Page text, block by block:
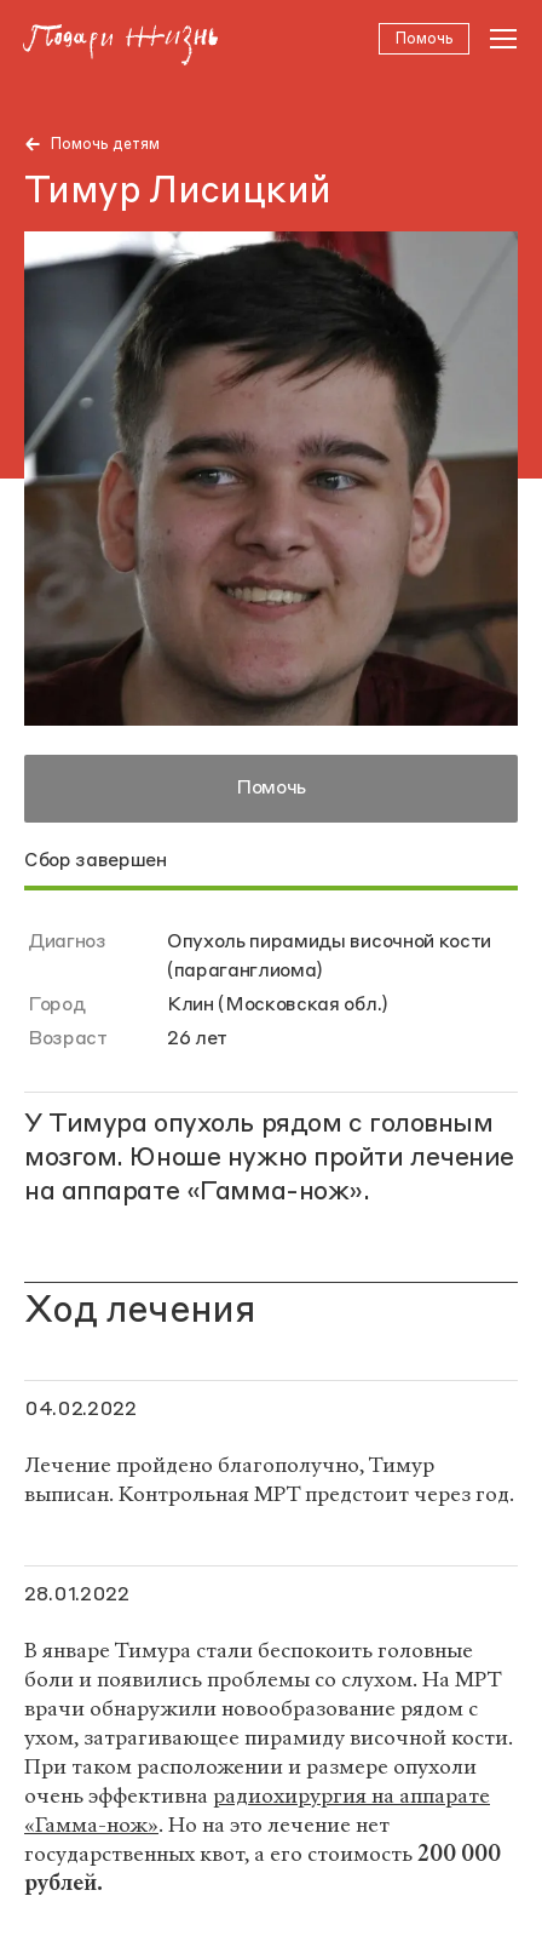
Помочь
Помочь детям
Тимур Лисицкий
Помочь
Сбор завершен
Диагноз
Опухоль пирамиды височной кости
(параганглиома)
Город
Клин (Московская обл.)
Возраст
26 лет
У Тимура опухоль рядом с головным
мозгом. Юноше нужно пройти лечение
на аппарате «Гамма-нож».
Ход лечения
04.02.2022
Лечение пройдено благополучно, Тимур
выписан. Контрольная МРТ предстоит через год.
28.01.2022
В январе Тимура стали беспокоить головные
боли и появились проблемы со слухом. На МРТ
врачи обнаружили новообразование рядом с
ухом, затрагивающее пирамиду височной кости.
При таком расположении и размере опухоли
очень эффективна радиохирургия на аппарате
«Гамма-нож». Но на это лечение нет
государственных квот, а его стоимость200 000
рублей.